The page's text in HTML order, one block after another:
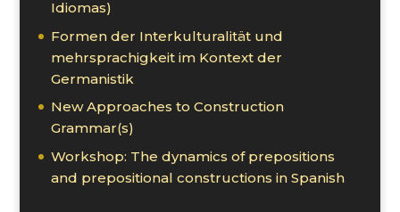
Idiomas)
Formen der Interkulturalität und
mehrsprachigkeit im Kontext der
Germanistik
New Approaches to Construction
Grammar(s)
Workshop: The dynamics of prepositions
and prepositional constructions in Spanish